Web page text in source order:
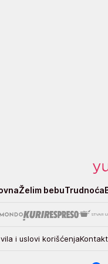
Želim bebuTrudnoća
i uslovi korišćenjaKontakt